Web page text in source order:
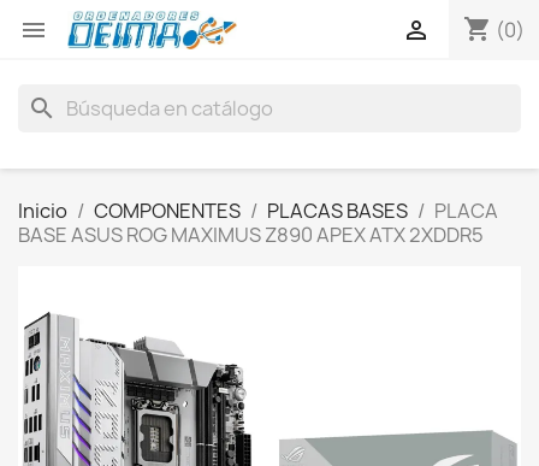
 shopping_cart (0)

search
Inicio COMPONENTES PLACAS BASES
PLACA
BASE ASUS ROG MAXIMUS Z890 APEX ATX 2XDDR5